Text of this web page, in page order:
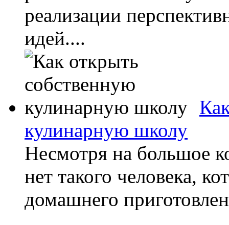
реализации
идей....
кулинарную школу
Несмотря на большое
нет такого человека,
домашнего